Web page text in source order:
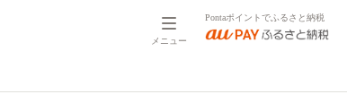
メニュー
Pontaポイントでふるさと納税